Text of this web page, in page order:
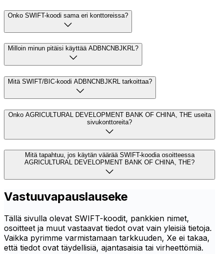
Onko SWIFT-koodi sama eri konttoreissa?
Milloin minun pitäisi käyttää ADBNCNBJKRL?
Mitä SWIFT/BIC-koodi ADBNCNBJKRL tarkoittaa?
Onko AGRICULTURAL DEVELOPMENT BANK OF CHINA, THE useita
sivukonttoreita?
Mitä tapahtuu, jos käytän väärää SWIFT-koodia osoitteessa
AGRICULTURAL DEVELOPMENT BANK OF CHINA, THE?
Vastuuvapauslauseke
Tällä sivulla olevat SWIFT-koodit, pankkien nimet,
osoitteet ja muut vastaavat tiedot ovat vain yleisiä tietoja.
Vaikka pyrimme varmistamaan tarkkuuden, Xe ei takaa,
että tiedot ovat täydellisiä, ajantasaisia tai virheettömiä.